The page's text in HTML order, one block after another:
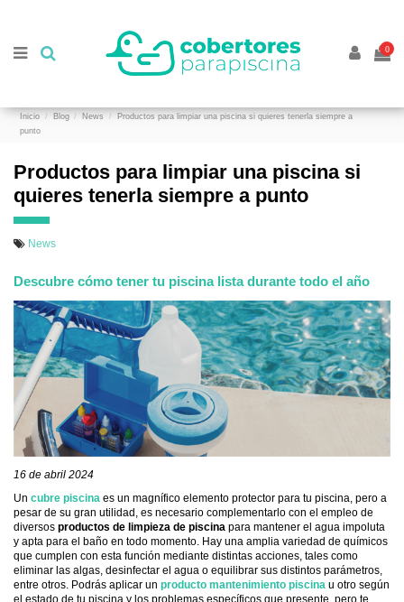
0
Inicio Blog News
Productos para limpiar una piscina si quieres tenerla siempre a
punto
Productos para limpiar una piscina si
quieres tenerla siempre a punto
News
Descubre cómo tener tu piscina lista durante todo el año
16 de abril 2024
Un cubre piscina es un magnífico elemento protector para tu piscina, pero a
pesar de su gran utilidad, es necesario complementarlo con el empleo de
diversos productos de limpieza de piscina para mantener el agua impoluta
y apta para el baño en todo momento. Hay una amplia variedad de químicos
que cumplen con esta función mediante distintas acciones, tales como
eliminar las algas, desinfectar el agua o equilibrar sus distintos parámetros,
entre otros. Podrás aplicar un producto mantenimiento piscina u otro según
el estado de tu piscina y los problemas específicos que presente, pero te